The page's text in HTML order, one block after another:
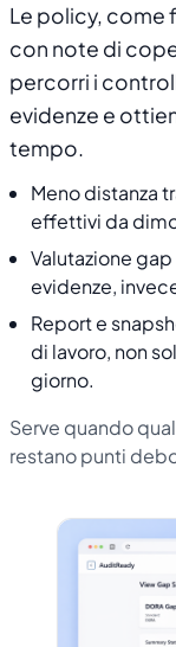
Le policy, come
con note di
percorri i
evidenze e
tempo.
Meno distanza
effettivi da
Valutazione
evidenze,
Report e
di lavoro, non
giorno.
Serve quando
restano punti